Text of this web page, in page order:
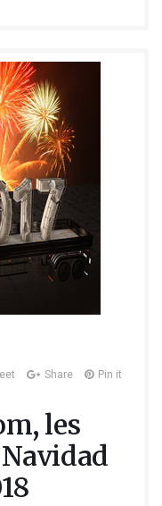
Share Pin it
les